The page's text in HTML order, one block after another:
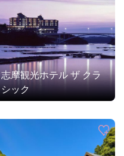
志摩観光ホテル ザ クラ
シック